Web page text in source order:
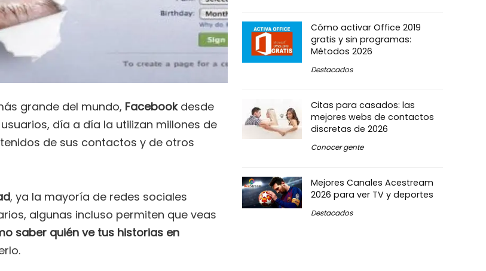
grande del mundo, Facebookdesde
día a día la utilizan millones de
de sus contactos y de otros
, ya la mayoría de redes sociales
algunas incluso permiten que veas
saber quién ve tus historias en
Cómo activar Office 2019
gratis y sin programas:
Métodos 2026
Destacados
Citas para casados: las
mejores webs de contactos
discretas de 2026
Conocer gente
Mejores Canales Acestream
2026 para ver TV y deportes
Destacados